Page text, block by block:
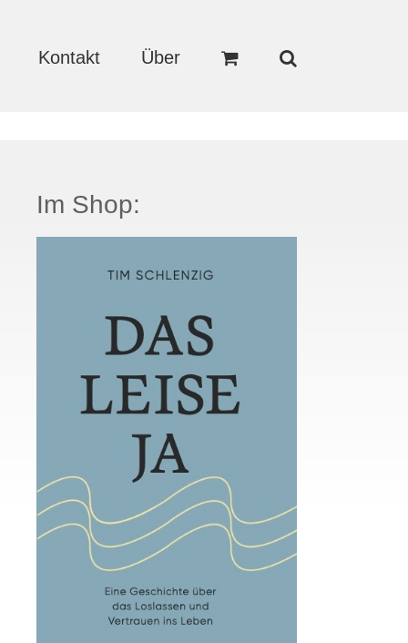
Kontakt Über
Im Shop: